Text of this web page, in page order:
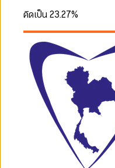
คิดเป็น23.27%